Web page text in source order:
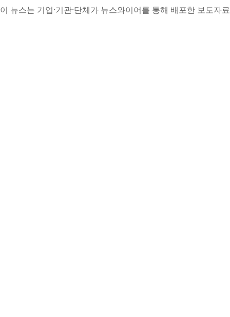
이 뉴스는 기업·기관·단체가 뉴스와이어를 통해 배포한 보도자